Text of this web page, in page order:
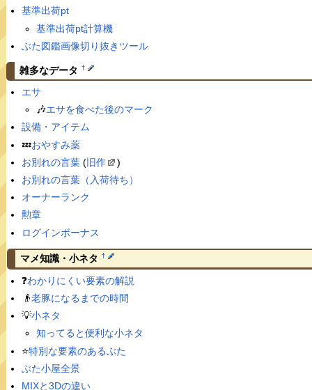
基準出荷pt
基準出荷pt計算機
ぶた図鑑画像切り抜きツール
雑多なデータ †
エサ
🎶エサを食べた後のマーク
設備・アイテム
💤おやすみ薬
お別れの言葉(旧作
)
お別れの言葉（入荷待ち）
オーナーランク
勲章
ログインボーナス
マメ知識・小ネタ †
❓わかりにくい要素の解説
👴老豚になるまでの時間
💡小ネタ
知ってると便利な小ネタ
⭐️特別な要素のあるぶた
ぶた小屋全景
MIXと3Dの違い